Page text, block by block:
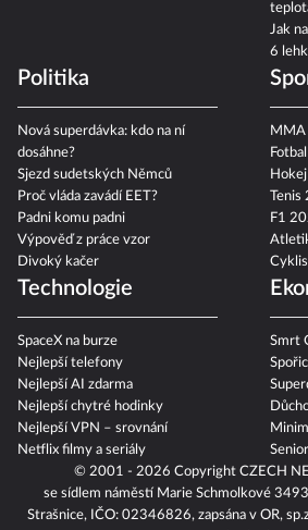
© 2001 - 2026 Copyright CZECH
se sídlem náměstí Marie Schmolkové
Strašnice, IČO: 02346826, zapsána v OR,
Jak
6
Politika
Nová superdávka: kdo na ní
dosáhne?
Sjezd sudetských Němců
Proč vláda zavádí EET?
Padni komu padni
Výpověď z práce vzor
Divoký kačer
MMA
F1
Technologie
SpaceX na burze
Nejlepší telefony
Nejlepší AI zdarma
Nejlepší chytré hodinky
Nejlepší VPN – srovnání
Netflix filmy a seriály
Smrt